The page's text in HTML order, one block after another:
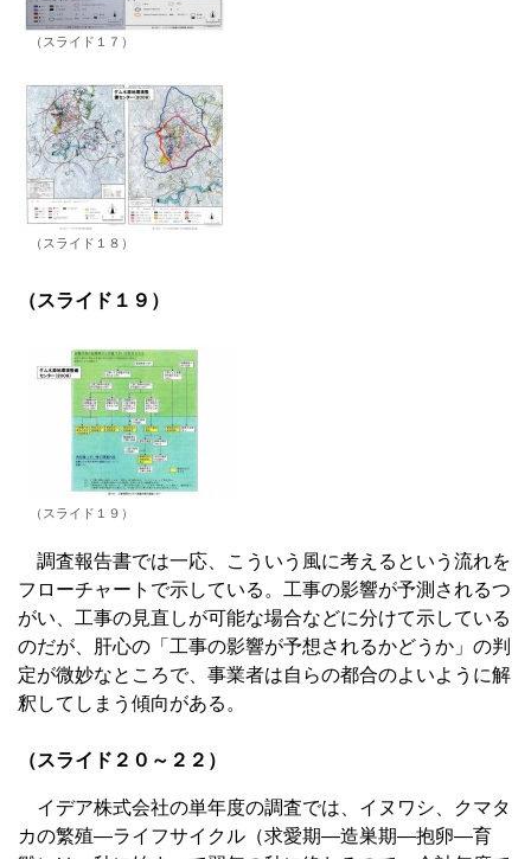
（スライド１７）
（スライド１８）
（スライド１９）
（スライド１９）
調査報告書では一応、こういう風に考えるという流れを
フローチャートで示している。工事の影響が予測されるつ
がい、工事の見直しが可能な場合などに分けて示している
のだが、肝心の「工事の影響が予想されるかどうか」の判
定が微妙なところで、事業者は自らの都合のよいように解
釈してしまう傾向がある。
（スライド２０～２２）
イデア株式会社の単年度の調査では、イヌワシ、クマタ
カの繁殖―ライフサイクル（求愛期―造巣期―抱卵―育